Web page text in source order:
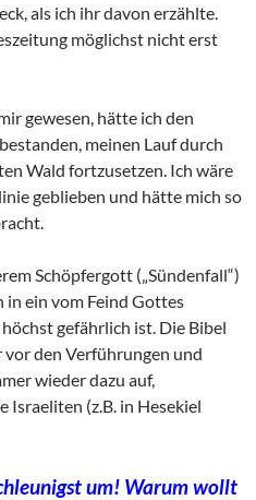
als ich ihr davon erzählte.
möglichst nicht erst
gewesen, hätte ich den
meinen Lauf durch
Wald fortzusetzen. Ich wäre
geblieben und hätte mich so
Schöpfergott („Sündenfall“)
ein vom Feind Gottes
gefährlich ist. Die Bibel
den Verführungen und
wieder dazu auf,
Israeliten (z.B. in Hesekiel
um! Warum wollt